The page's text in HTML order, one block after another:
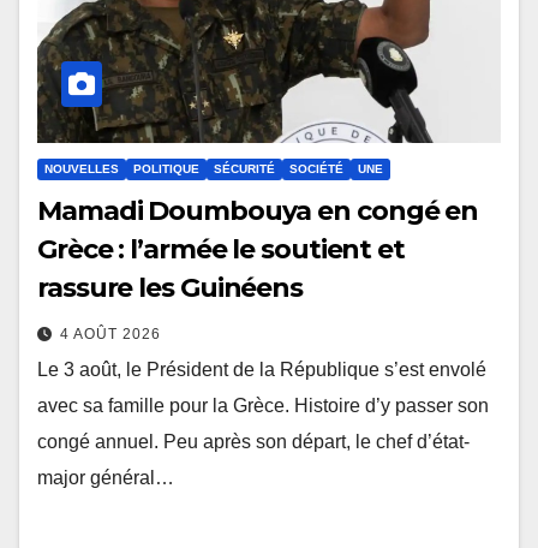
NOUVELLES POLITIQUE SÉCURITÉ SOCIÉTÉ UNE
Mamadi Doumbouya en congé en
Grèce : l’armée le soutient et
rassure les Guinéens
4 AOÛT 2026
Le 3 août, le Président de la République s’est envolé
avec sa famille pour la Grèce. Histoire d’y passer son
congé annuel. Peu après son départ, le chef d’état-
major général…